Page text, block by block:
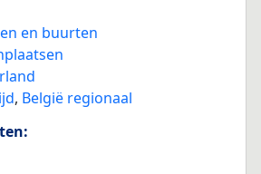
en buurten
, België regionaal